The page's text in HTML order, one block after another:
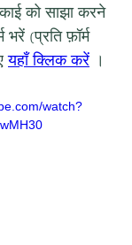
को साझा करने
भरें (प्रति फ़ॉर्म
यहाँ क्लिक करें ।
watch?